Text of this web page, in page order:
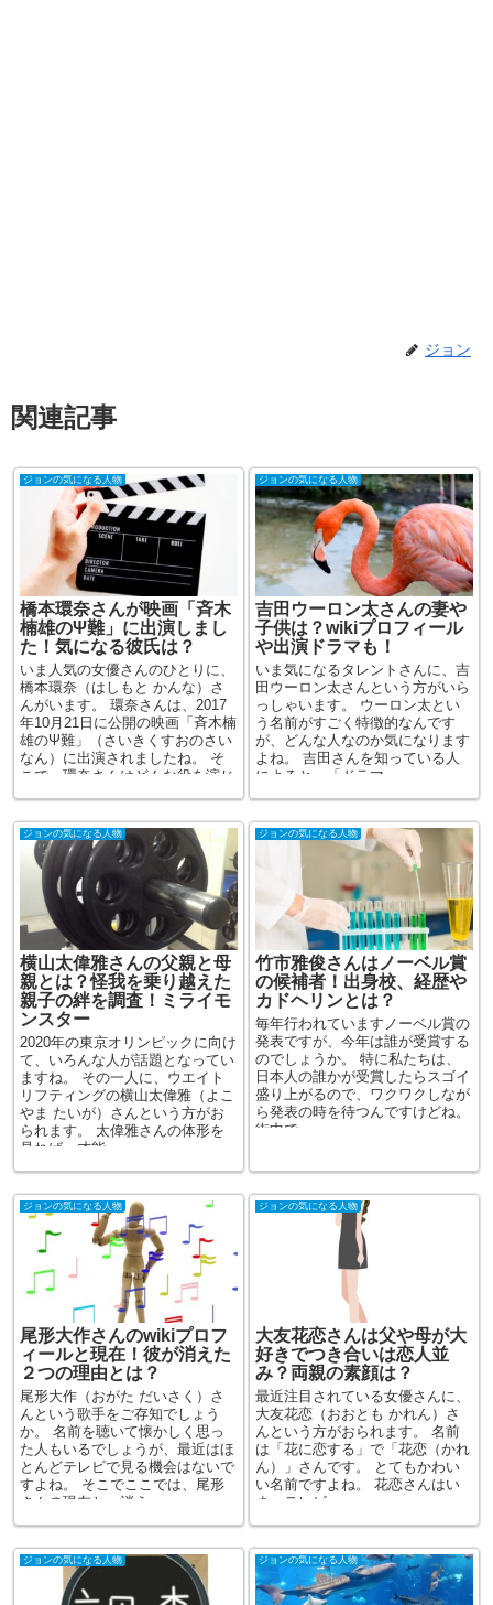
ジョン
関連記事
ジョンの気になる人物
橋本環奈さんが映画「斉木
楠雄のΨ難」に出演しまし
た！気になる彼氏は？
いま人気の女優さんのひとりに、
橋本環奈（はしもと かんな）さ
んがいます。 環奈さんは、2017
年10月21日に公開の映画「斉木楠
雄のΨ難」（さいきくすおのさい
なん）に出演されましたね。 そ
こで、環奈さんはどんな役を演じ
ジョンの気になる人物
吉田ウーロン太さんの妻や
子供は？wikiプロフィール
や出演ドラマも！
いま気になるタレントさんに、吉
田ウーロン太さんという方がいら
っしゃいます。 ウーロン太とい
う名前がすごく特徴的なんです
が、どんな人なのか気になります
よね。 吉田さんを知っている人
によると、「ドラマ...
ジョンの気になる人物
横山太偉雅さんの父親と母
親とは？怪我を乗り越えた
親子の絆を調査！ミライモ
ンスター
2020年の東京オリンピックに向け
て、いろんな人が話題となってい
ますね。 その一人に、ウエイト
リフティングの横山太偉雅（よこ
やま たいが）さんという方がお
られます。 太偉雅さんの体形を
見れば、才能...
ジョンの気になる人物
竹市雅俊さんはノーベル賞
の候補者！出身校、経歴や
カドヘリンとは？
毎年行われていますノーベル賞の
発表ですが、今年は誰が受賞する
のでしょうか。 特に私たちは、
日本人の誰かが受賞したらスゴイ
盛り上がるので、ワクワクしなが
ら発表の時を待つんですけどね。
街中で...
ジョンの気になる人物
尾形大作さんのwikiプロフ
ィールと現在！彼が消えた
２つの理由とは？
尾形大作（おがた だいさく）さ
んという歌手をご存知でしょう
か。 名前を聴いて懐かしく思っ
た人もいるでしょうが、最近はほ
とんどテレビで見る機会はないで
すよね。 そこでここでは、尾形
さんの現在と、消え...
ジョンの気になる人物
大友花恋さんは父や母が大
好きでつき合いは恋人並
み？両親の素顔は？
最近注目されている女優さんに、
大友花恋（おおとも かれん）さ
んという方がおられます。 名前
は「花に恋する」で「花恋（かれ
ん）」さんです。 とてもかわい
い名前ですよね。 花恋さんはい
ま、テレビ...
ジョンの気になる人物 ジョンの気になる人物